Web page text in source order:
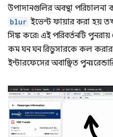
উপাদানগুলির অবস্থা
blur ইভেন্ট ফায়ার করা হয়
সিঙ্ক করে৷ এই পরিবর্তনটি
কম ঘন ঘন রিডুসারকে কল করার
ইন্টারফেসের অবাঞ্ছিত